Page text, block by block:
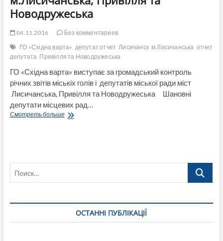
Новодружеська
04.11.2016
Без комментариев
ГО «Східна варта» депутат отчет Лисичанск м.Лисичанська отчет
депутата Привілля та Новодружеська
ГО «Східна варта» виступає за громадський контроль
річних звітів міськіх голів і депутатів міської ради міст
Лисичанська, Привілля та Новодружеська Шановні
депутати місцевих рад…
Смотреть большеГО
міської
ради
м.Лисичанська,
Поиск…
ОСТАННІ ПУБЛІКАЦІЇ